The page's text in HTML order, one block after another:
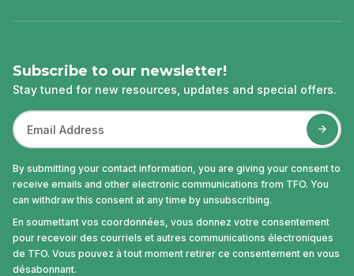
Subscribe to our newsletter!
Stay tuned for new resources, updates and special offers.
By submitting your contact information, you are giving your consent to
receive emails and other electronic communications from TFO. You
can withdraw this consent at any time by unsubscribing.
En soumettant vos coordonnées, vous donnez votre consentement
pour recevoir des courriels et autres communications électroniques
de TFO. Vous pouvez à tout moment retirer ce consentement en vous
désabonnant.